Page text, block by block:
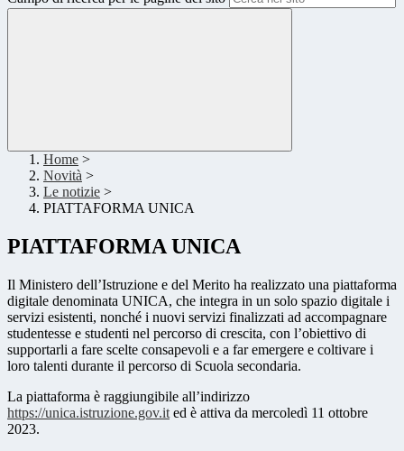
Home >
Novità >
Le notizie >
PIATTAFORMA UNICA
PIATTAFORMA UNICA
Il Ministero dell’Istruzione e del Merito ha realizzato una piattaforma
digitale denominata UNICA, che integra in un solo spazio digitale i
servizi esistenti, nonché i nuovi servizi finalizzati ad accompagnare
studentesse e studenti nel percorso di crescita, con l’obiettivo di
supportarli a fare scelte consapevoli e a far emergere e coltivare i
loro talenti durante il percorso di Scuola secondaria.
La piattaforma è raggiungibile all’indirizzo
https://unica.istruzione.gov.it ed è attiva da mercoledì 11 ottobre
2023.